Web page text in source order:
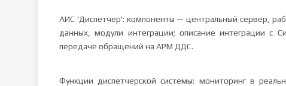
АИС 'Диспетчер': компоненты — центральный сервер,
данных, модули интеграции; описание интеграции с
передаче обращений на АРМ ДДС.
Функции диспетчерской системы: мониторинг в